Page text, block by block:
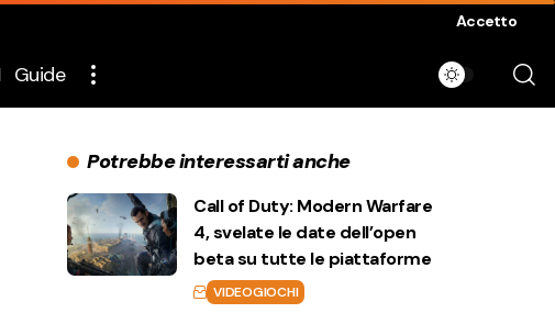
Accetto
Guide
Potrebbe interessarti anche
Call of Duty: Modern Warfare
4, svelate le date dell’open
beta su tutte le piattaforme
VIDEOGIOCHI